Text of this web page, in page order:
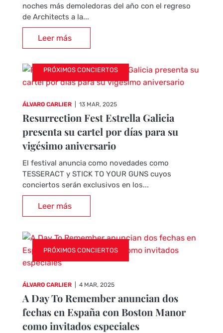
noches más demoledoras del año con el regreso
de Architects a la...
Leer más
PRÓXIMOS CONCIERTOS
ÁLVARO CARLIER 13 MAR, 2025
Resurrection Fest Estrella Galicia
presenta su cartel por días para su
vigésimo aniversario
El festival anuncia como novedades como
TESSERACT y STICK TO YOUR GUNS cuyos
conciertos serán exclusivos en los...
Leer más
PRÓXIMOS CONCIERTOS
ÁLVARO CARLIER 4 MAR, 2025
A Day To Remember anuncian dos
fechas en España con Boston Manor
como invitados especiales